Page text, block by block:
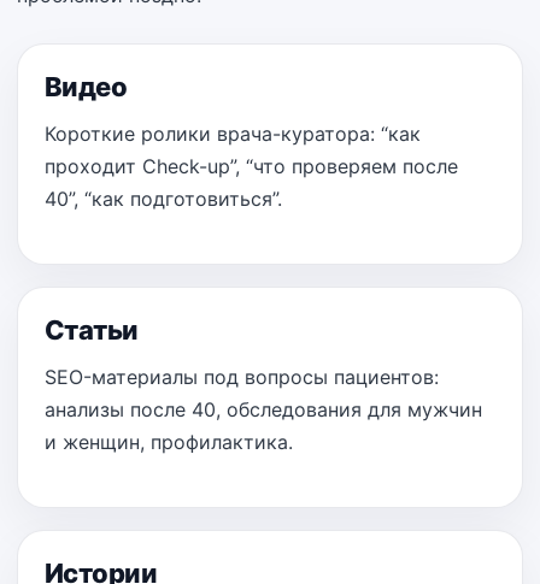
Видео
Короткие ролики врача-куратора: “как
проходит Check-up”, “что проверяем после
40”, “как подготовиться”.
Статьи
SEO-материалы под вопросы пациентов:
анализы после 40, обследования для мужчин
и женщин, профилактика.
Истории